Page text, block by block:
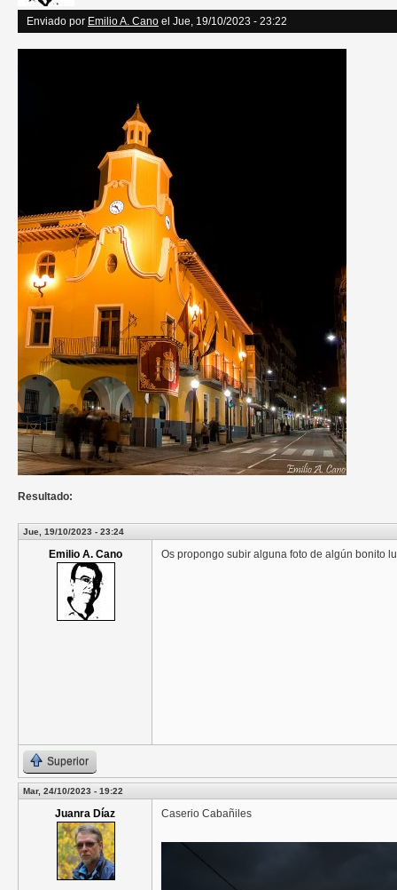
Enviado por Emilio A. Cano el Jue, 19/10/2023 - 23:22
Resultado:
Jue, 19/10/2023 - 23:24
Emilio A. Cano Os propongo subir alguna foto de algún bonito
Superior
Mar, 24/10/2023 - 19:22
Juanra Díaz Caserio Cabañiles